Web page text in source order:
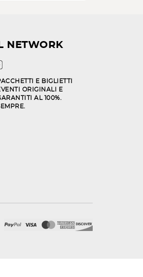
NETWORK
E BIGLIETTI
ORIGINALI E
AL 100%.